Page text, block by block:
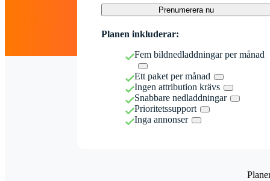
Prenumerera nu
Planen inkluderar:
Fem bildnedladdningar per månad
Ett paket per månad
Ingen attribution krävs
Snabbare nedladdningar
Prioritetssupport
Inga annonser